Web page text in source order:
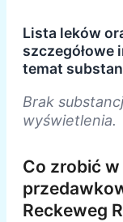
Lista leków
szczegółowe
temat
Brak
wyświetlenia.
Co zrobić
Reckeweg